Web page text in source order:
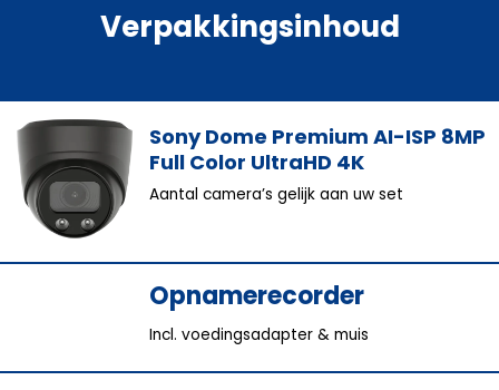
Verpakkingsinhoud
Sony Dome Premium AI-ISP 8MP
Full Color UltraHD 4K
Aantal camera’s gelijk aan uw set
Opnamerecorder
Incl. voedingsadapter & muis